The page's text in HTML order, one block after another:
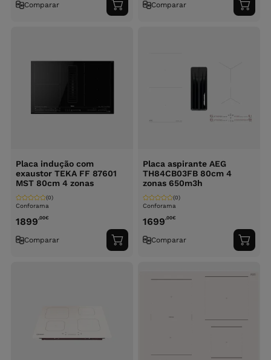
Comparar
Adicionar
ao
Comparar
ao
Placa indução com
exaustor TEKA FF 87601
MST 80cm 4 zonas
Conforama
(0)
1899,00€
Comparar
Adicionar
ao
Placa aspirante AEG
TH84CB03FB 80cm 4
zonas 650m3h
Conforama
(0)
1699,00€
Comparar
ao